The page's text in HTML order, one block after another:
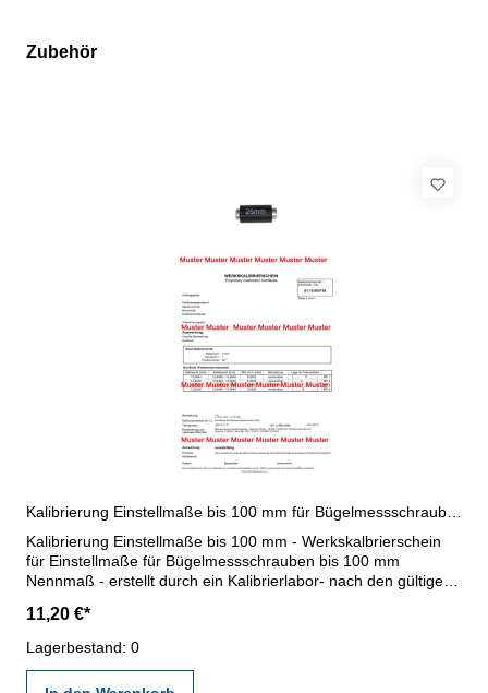
Produktgalerie überspringen
Zubehör
Kalibrierung Einstellmaße bis 100 mm - Werkskalbrierschein
für Einstellmaße für Bügelmessschrauben bis 100 mm
Nennmaß - erstellt durch ein Kalibrierlabor- nach den gültigen
Werksnormen
11,20 €*
Lagerbestand: 0